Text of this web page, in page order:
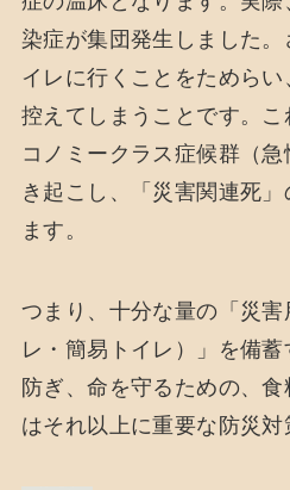
染症が集団発生しました。
イレに行くことをためら
控えてしまうことです。
コノミークラス症候群（急
き起こし、「災害関連死
ます。
つまり、十分な量の「災害
レ・簡易トイレ）」を備
防ぎ、命を守るための、
はそれ以上に重要な防災対